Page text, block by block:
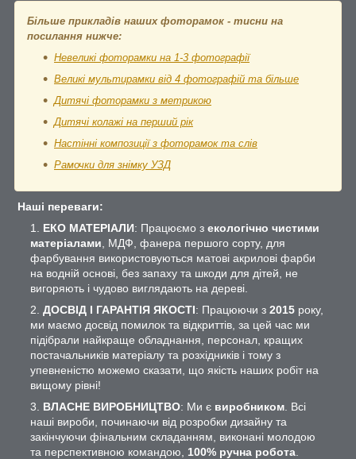
Більше прикладів наших фоторамок - тисни на
посилання нижче:
Невеликі фоторамки на 1-3 фотографії
Великі мультирамки від 4 фотографій та більше
Дитячі фоторамки з метрикою
Дитячі колажі на перший рік
Настінні композиції з фоторамок та слів
Рамочки для знімку УЗД
Наші переваги:
ЕКО МАТЕРІАЛИ: Працюємо з екологічно чистими
матеріалами , МДФ, фанера першого сорту, для
фарбування використовуються матові акрилові фарби
на водній основі, без запаху та шкоди для дітей, не
вигоряють і чудово виглядають на дереві.
ДОСВІД І ГАРАНТІЯ ЯКОСТІ: Працюючи з 2015 року,
ми маємо досвід помилок та відкриттів, за цей час ми
підібрали найкраще обладнання, персонал, кращих
постачальників матеріалу та розхідників і тому з
упевненістю можемо сказати, що якість наших робіт на
вищому рівні!
ВЛАСНЕ ВИРОБНИЦТВО: Ми є виробником . Всі
наші вироби, починаючи від розробки дизайну та
закінчуючи фінальним складанням, виконані молодою
та перспективною командою, 100% ручна робота